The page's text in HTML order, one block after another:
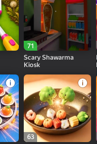
71
Scary Shawarma
Kiosk
63